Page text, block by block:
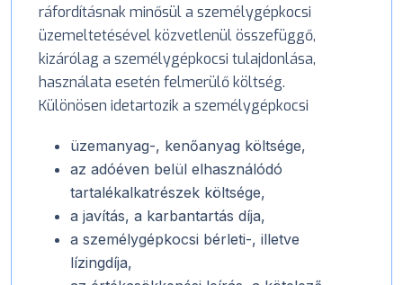
ráfordításnak minősül a személygépkocsi
üzemeltetésével közvetlenül összefüggő,
kizárólag a személygépkocsi tulajdonlása,
használata esetén felmerülő költség.
Különösen idetartozik a személygépkocsi
üzemanyag-, kenőanyag költsége,
az adóéven belül elhasználódó
tartalékalkatrészek költsége,
a javítás, a karbantartás díja,
a személygépkocsi bérleti-, illetve
lízingdíja,